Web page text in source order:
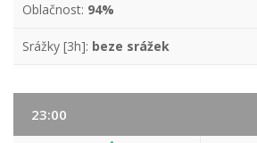
Oblačnost: 94%
Srážky [3h]: beze srážek
23:00